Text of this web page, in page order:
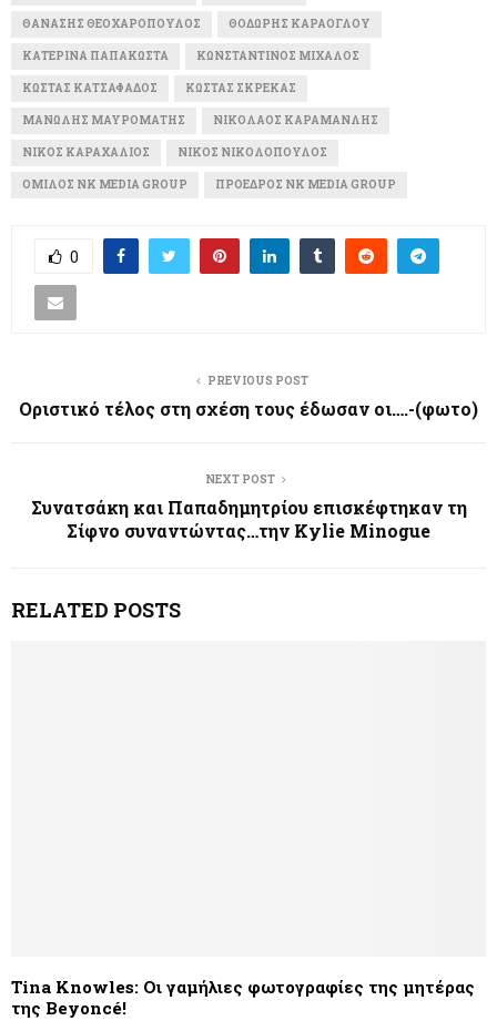
ΘΑΝΆΣΗΣ ΘΕΟΧΑΡΌΠΟΥΛΟΣ ΘΟΔΩΡΉΣ ΚΑΡΆΟΓΛΟΥ
ΚΑΤΕΡΊΝΑ ΠΑΠΑΚΏΣΤΑ ΚΩΝΣΤΑΝΤΊΝΟΣ ΜΊΧΑΛΟΣ
ΚΏΣΤΑΣ ΚΑΤΣΑΦΆΔΟΣ ΚΏΣΤΑΣ ΣΚΡΈΚΑΣ
ΜΑΝΏΛΗΣ ΜΑΥΡΟΜΆΤΗΣ ΝΙΚΌΛΑΟΣ ΚΑΡΑΜΑΝΛΉΣ
ΝΊΚΟΣ ΚΑΡΑΧΆΛΙΟΣ ΝΊΚΟΣ ΝΙΚΟΛΌΠΟΥΛΟΣ
ΌΜΙΛΟΣ NK MEDIA GROUP ΠΡΌΕΔΡΟΣ NK MEDIA GROUP
0
PREVIOUS POST
Οριστικό τέλος στη σχέση τους έδωσαν οι….-(φωτο)
NEXT POST
Συνατσάκη και Παπαδημητρίου επισκέφτηκαν τη
Σίφνο συναντώντας…την Kylie Minogue
RELATED POSTS
Tina Knowles: Οι γαμήλιες φωτογραφίες της μητέρας
της Beyoncé!